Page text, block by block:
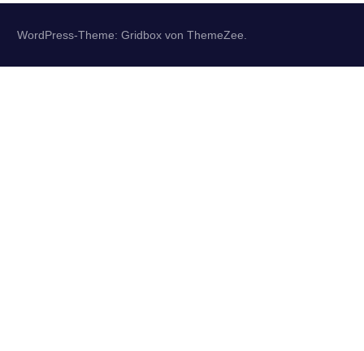
WordPress-Theme: Gridbox von ThemeZee.